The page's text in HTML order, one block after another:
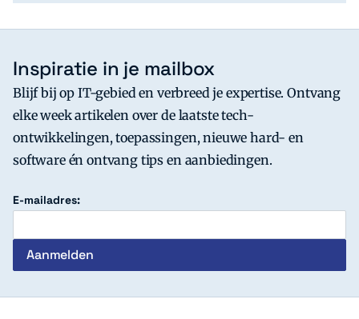
Inspiratie in je mailbox
Blijf bij op IT-gebied en verbreed je expertise. Ontvang
elke week artikelen over de laatste tech-
ontwikkelingen, toepassingen, nieuwe hard- en
software én ontvang tips en aanbiedingen.
E-mailadres: